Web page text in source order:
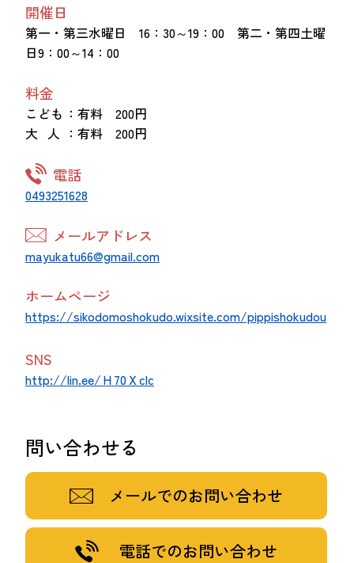
開催日
第一・第三水曜日 16：30～19：00 第二・第四土曜
日9：00～14：00
料金
こども ：有料 200円
大 人 ：有料 200円
電話
0493251628
メールアドレス
mayukatu66@gmail.com
ホームページ
https://sikodomoshokudo.wixsite.com/pippishokudou
SNS
http://lin.ee/Ｈ70Ｘclc
問い合わせる
メールでのお問い合わせ
電話でのお問い合わせ